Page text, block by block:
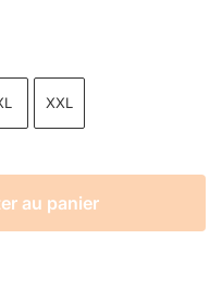
XXL
au panier